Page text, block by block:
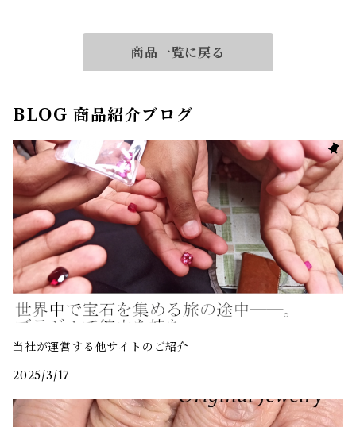
商品一覧に戻る
BLOG 商品紹介ブログ
当社が運営する他サイトのご紹介
2025/3/17